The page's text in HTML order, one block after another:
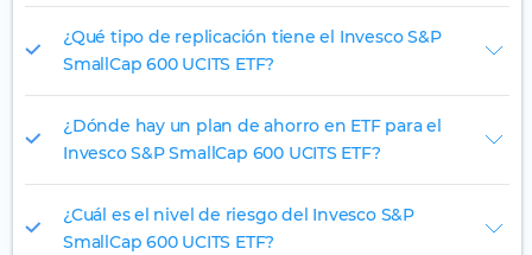
¿Qué tipo de replicación tiene el Invesco S&P
SmallCap 600 UCITS ETF?
¿Dónde hay un plan de ahorro en ETF para el
Invesco S&P SmallCap 600 UCITS ETF?
¿Cuál es el nivel de riesgo del Invesco S&P
SmallCap 600 UCITS ETF?